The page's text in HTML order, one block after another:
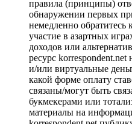
правила (принципы)
обнаружении первых
немедленно обратитесь
участие в азартных
доходов или
ресурс
и/или виртуальные
какой форме оплату
связаны/могут быть
букмекерами или
материалы на